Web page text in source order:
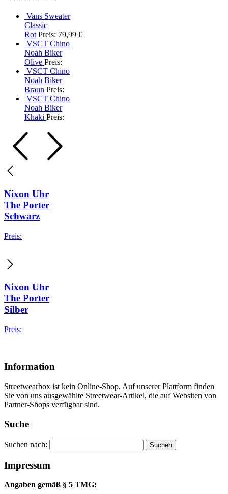
Vans Sweater
Classic
Rot Preis: 79,99 €
VSCT Chino
Noah Biker
Olive Preis:
VSCT Chino
Noah Biker
Braun Preis:
VSCT Chino
Noah Biker
Khaki Preis:
Nixon Uhr
The Porter
Schwarz
Preis:
Nixon Uhr
The Porter
Silber
Preis:
Information
Streetwearbox ist kein Online-Shop. Auf unserer Plattform finden
Sie von uns ausgewählte Streetwear-Artikel, die auf Websiten von
Partner-Shops verfügbar sind.
Suche
Suchen nach:
Impressum
Angaben gemäß § 5 TMG: